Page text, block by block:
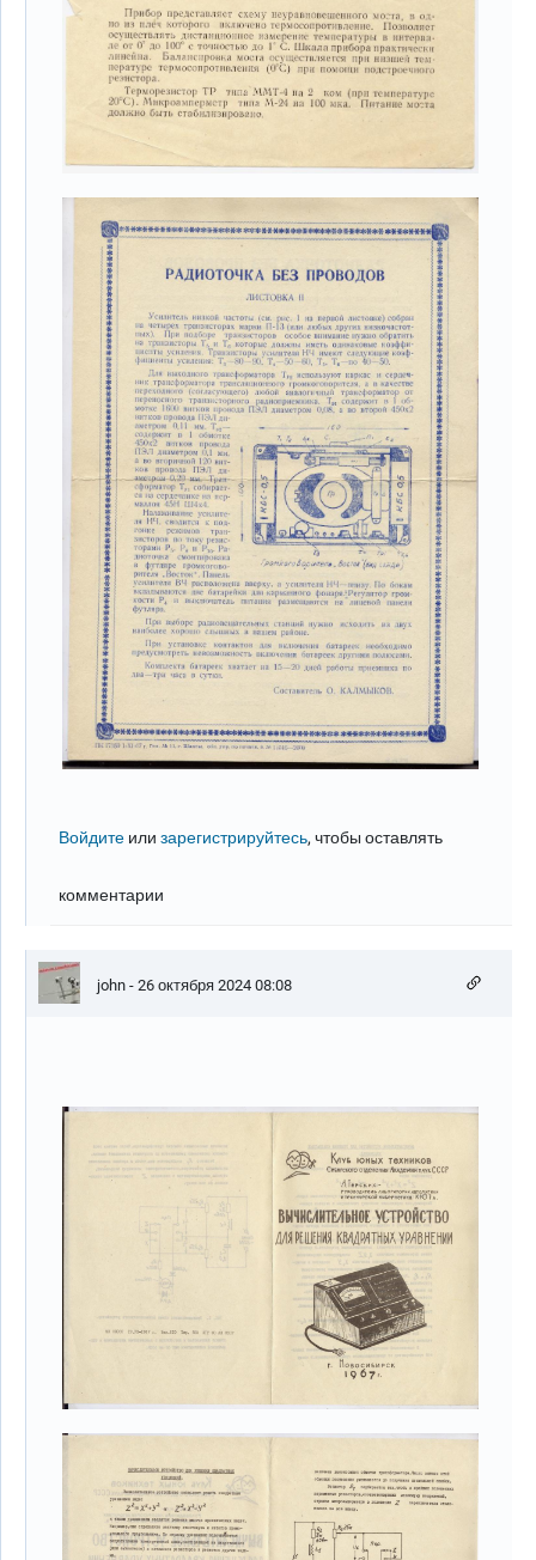
Войдите илизарегистрируйтесь, чтобы оставлять
комментарии
john - 26 октября 2024 08:08